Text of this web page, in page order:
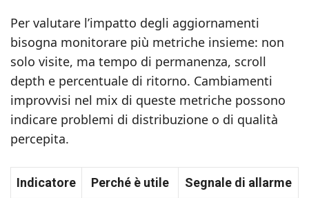
Per valutare l’impatto degli aggiornamenti
bisogna monitorare più metriche insieme: non
solo visite, ma tempo di permanenza, scroll
depth e percentuale di ritorno. Cambiamenti
improvvisi nel mix di queste metriche possono
indicare problemi di distribuzione o di qualità
percepita.
Indicatore Perché è utile Segnale di allarme